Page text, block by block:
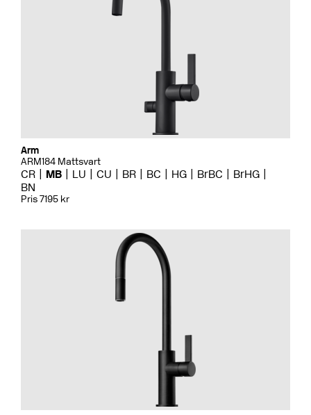
Arm
ARM184 Mattsvart
CR MB LU CU BR BC HG BrBC
BrHG
BN
Pris 7195 kr